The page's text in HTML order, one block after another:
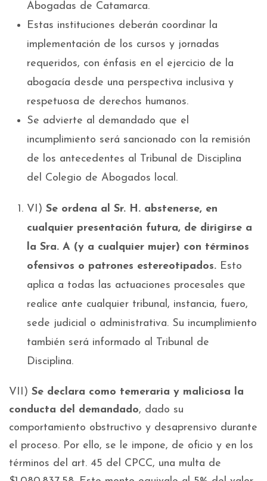
Abogadas de Catamarca.
Estas instituciones deberán coordinar la
implementación de los cursos y jornadas
requeridos, con énfasis en el ejercicio de la
abogacía desde una perspectiva inclusiva y
respetuosa de derechos humanos.
Se advierte al demandado que el
incumplimiento será sancionado con la remisión
de los antecedentes al Tribunal de Disciplina
del Colegio de Abogados local.
VI) Se ordena al Sr. H. abstenerse, en
cualquier presentación futura, de dirigirse a
la Sra. A (y a cualquier mujer) con términos
ofensivos o patrones estereotipados. Esto
aplica a todas las actuaciones procesales que
realice ante cualquier tribunal, instancia, fuero,
sede judicial o administrativa. Su incumplimiento
también será informado al Tribunal de
Disciplina.
VII) Se declara como temeraria y maliciosa la
conducta del demandado, dado su
comportamiento obstructivo y desaprensivo durante
el proceso. Por ello, se le impone, de oficio y en los
términos del art. 45 del CPCC, una multa de